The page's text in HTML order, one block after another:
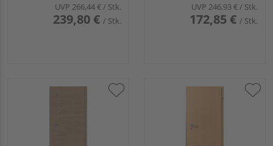
UVP 266,44 €/ Stk.
239,80 € / Stk.
UVP 246,93 €/ Stk.
172,85 € / Stk.